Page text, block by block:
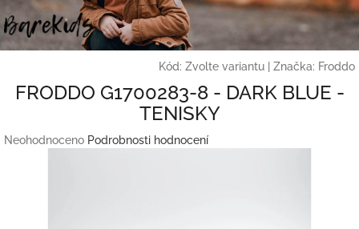
Přejít
na
obsah
Kód: Zvolte variantu Značka: Froddo
FRODDO G1700283-8 - DARK BLUE -
TENISKY
Průměrné
Neohodnoceno Podrobnosti hodnocení